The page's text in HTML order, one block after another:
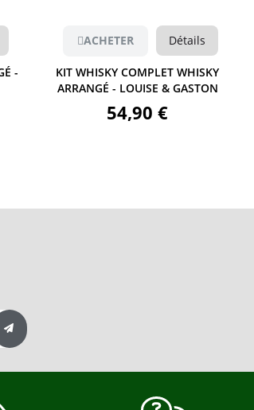
ACHETER Détails
KIT WHISKY COMPLET WHISKY
ARRANGÉ - LOUISE & GASTON
54,90 €